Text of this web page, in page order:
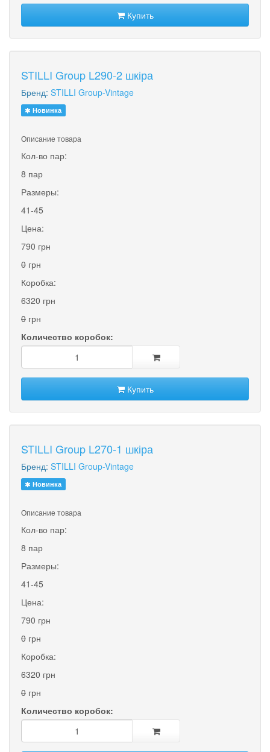
Купить
STILLI Group L290-2 шкіра
Бренд: STILLI Group-Vintage
Новинка
Описание товара
Кол-во пар:
8 пар
Размеры:
41-45
Цена:
790 грн
0 грн
Коробка:
6320 грн
0 грн
Количество коробок:
Купить
STILLI Group L270-1 шкіра
Бренд: STILLI Group-Vintage
Новинка
Описание товара
Кол-во пар:
8 пар
Размеры:
41-45
Цена:
790 грн
0 грн
Коробка:
6320 грн
0 грн
Количество коробок: